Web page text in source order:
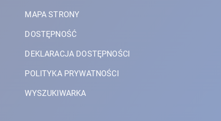
MAPA STRONY
DOSTĘPNOŚĆ
DEKLARACJA DOSTĘPNOŚCI
POLITYKA PRYWATNOŚCI
WYSZUKIWARKA